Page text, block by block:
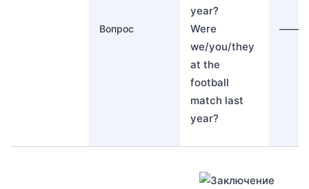
Вопрос
year?
Were
we/you/they
at the
football
match last
year?